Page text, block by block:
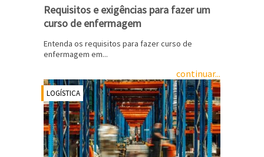
Requisitos e exigências para fazer um
curso de enfermagem
Entenda os requisitos para fazer curso de
enfermagem em...
continuar...
LOGÍSTICA